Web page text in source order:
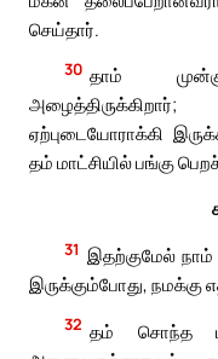
செய்தார்.
30 தாம்
ஏற்புடையோராக்கி
தம் மாட்சியில் பங்கு
31 இதற்குமேல்
இருக்கும்போது, நமக்கு
32 தம் சொந்த